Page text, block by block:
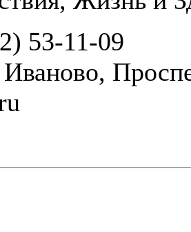
53-11-09
Иваново,